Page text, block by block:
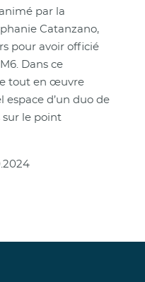
par la
Catanzano,
pour avoir officié
Dans ce
tout en œuvre
d’un duo de
sur le point